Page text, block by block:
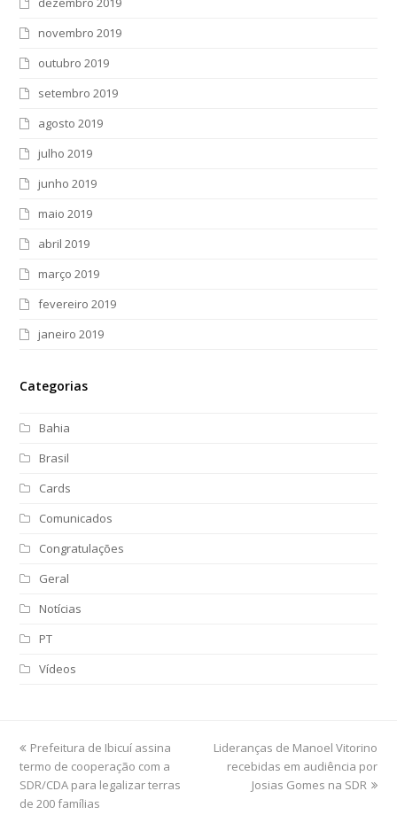
novembro 2019
outubro 2019
setembro 2019
agosto 2019
julho 2019
junho 2019
maio 2019
abril 2019
março 2019
fevereiro 2019
janeiro 2019
Categorias
Bahia
Brasil
Cards
Comunicados
Congratulações
Geral
Notícias
PT
Vídeos
previous
post:
Prefeitura de Ibicuí assina
termo de cooperação com a
SDR/CDA para legalizar terras
de 200 famílias
next
post:
Lideranças de Manoel Vitorino
recebidas em audiência por
Josias Gomes na SDR